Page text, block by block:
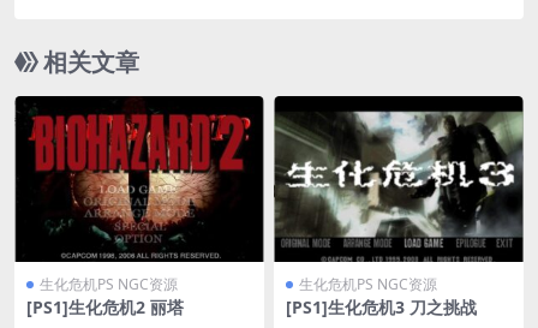
相关文章
生化危机PS NGC资源
[PS1]生化危机2 丽塔
生化危机PS NGC资源
[PS1]生化危机3 刀之挑战